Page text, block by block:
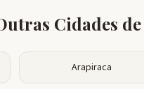
Cidades de
Arapiraca